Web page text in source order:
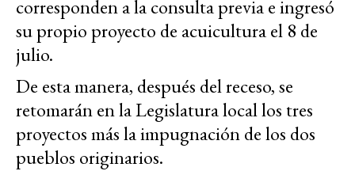
corresponden a la consulta previa e ingresó
su propio proyecto de acuicultura el 8 de
julio.
De esta manera, después del receso, se
retomarán en la Legislatura local los tres
proyectos más la impugnación de los dos
pueblos originarios.